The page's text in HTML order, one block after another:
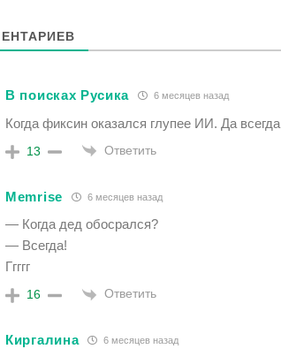
В поисках Русика 6 месяцев назад
Когда фиксин оказался глупее ИИ. Да всегда
13 Ответить
Memrise 6 месяцев назад
— Когда дед обосрался?
— Всегда!
Ггггг
16 Ответить
Киргалина 6 месяцев назад